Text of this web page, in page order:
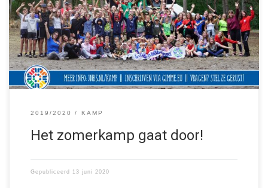
kamp in Brunssum door kan gaan! Er is een uitgebreid
coronaprotocol en alle deelnemers moeten voor vertrek een
gezondheidscheck invullen. Ondanks de extra maatregelen gaan
we er weer een geweldige week van […]
2019/2020 KAMP
Het zomerkamp gaat door!
Gepubliceerd 13 juni 2020